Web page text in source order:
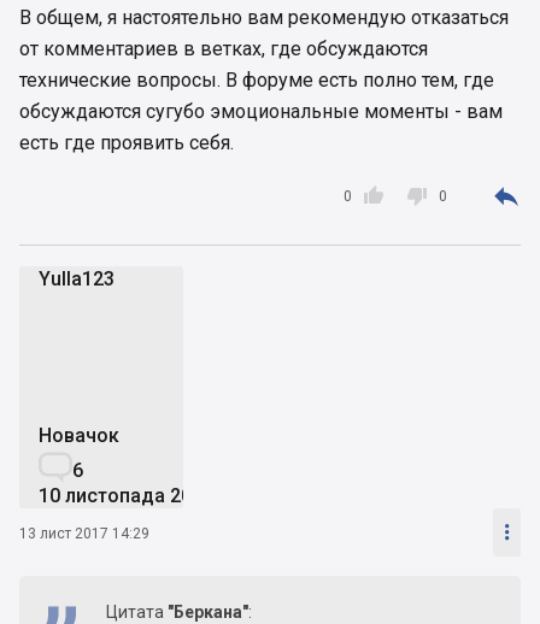
В общем, я настоятельно вам рекомендую отказаться
от комментариев в ветках, где обсуждаются
технические вопросы. В форуме есть полно тем, где
обсуждаются сугубо эмоциональные моменты - вам
есть где проявить себя.

0  0 
Yulla123
Новачок
6
10 листопада 2017
13 лист 2017 14:29 
Цитата "Беркана":